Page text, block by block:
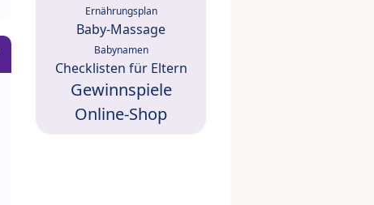
Ernährungsplan
Baby-Massage
Babynamen
Checklisten für Eltern
Gewinnspiele
Online-Shop